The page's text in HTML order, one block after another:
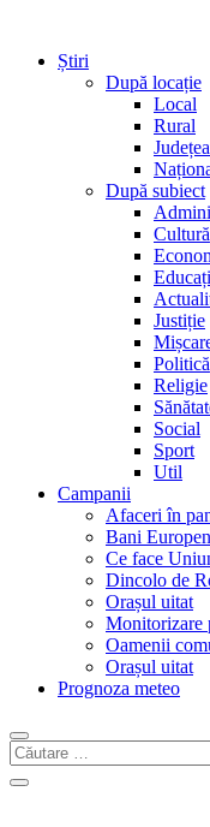
Știri
După locație
Local
Rural
După subiect
Cultură
Justiție
Politică
Religie
Social
Sport
Util
Campanii
Afaceri în
Bani
Ce face
Dincolo de
Orașul uitat
Monitorizare
Oamenii
Orașul uitat
Prognoza meteo